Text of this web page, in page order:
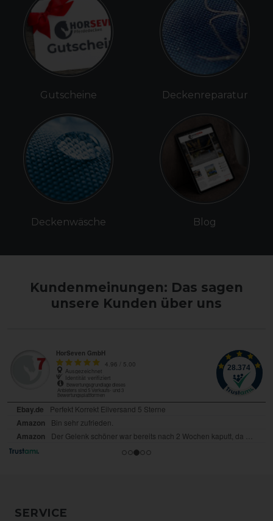
Gutscheine
Deckenwäsche
Deckenreparatur
Blog
Kundenmeinungen: Das sagen
unsere Kunden über uns
SERVICE